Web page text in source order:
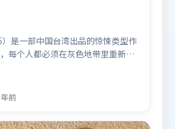
是一部中国台湾出品的惊悚类型作
每个人都必须在灰色地带里重新选
事线索多线并进，最终在关键节点
导，咏梅、王景春、秦海璐，托尼
影片于2025年1月19日（中国台
前